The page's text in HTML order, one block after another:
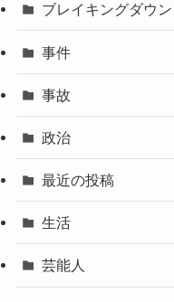
ブレイキングダウン
事件
事故
政治
最近の投稿
生活
芸能人